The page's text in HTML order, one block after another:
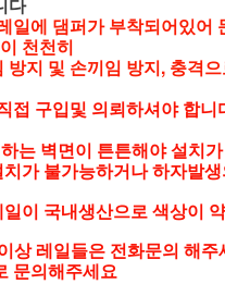
일에 댐퍼가 부착되어있어
천천히
방지 및 손끼임 방지, 충격
접 구입및 의뢰하셔야 합니
는 벽면이 튼튼해야 설치
불가능하거나하자발
이 국내생산으로 색상이
상 레일들은 전화문의 해주
문의해주세요